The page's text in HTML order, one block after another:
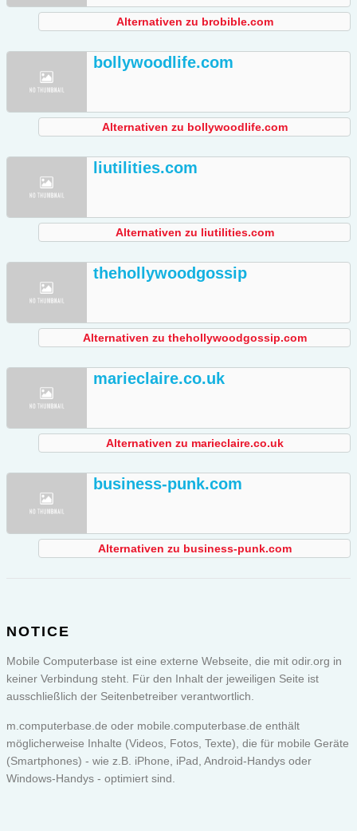
Alternativen zu brobible.com
bollywoodlife.com
Alternativen zu bollywoodlife.com
liutilities.com
Alternativen zu liutilities.com
thehollywoodgossip
Alternativen zu thehollywoodgossip.com
marieclaire.co.uk
Alternativen zu marieclaire.co.uk
business-punk.com
Alternativen zu business-punk.com
NOTICE
Mobile Computerbase ist eine externe Webseite, die mit odir.org in
keiner Verbindung steht. Für den Inhalt der jeweiligen Seite ist
ausschließlich der Seitenbetreiber verantwortlich.
m.computerbase.de oder mobile.computerbase.de enthält
möglicherweise Inhalte (Videos, Fotos, Texte), die für mobile Geräte
(Smartphones) - wie z.B. iPhone, iPad, Android-Handys oder
Windows-Handys - optimiert sind.